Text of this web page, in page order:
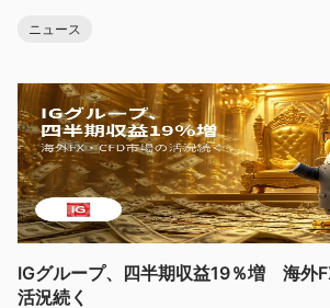
合があることに注意することも重要です。
取引プラットフォーム
IG証券は、さまざまなトレーダーのニーズ
まな取引プラットフォームを提供しています
ウェブベースのプラットフォームは直
が、他のプラットフォームよりもカスタマ
ません。
す。
ニュース
IGグループ、四半期収益19％増 海外
活況続く